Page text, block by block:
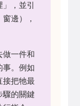
，並引
邊），
做一件和
事。例如
接把牠最
驟的關鍵